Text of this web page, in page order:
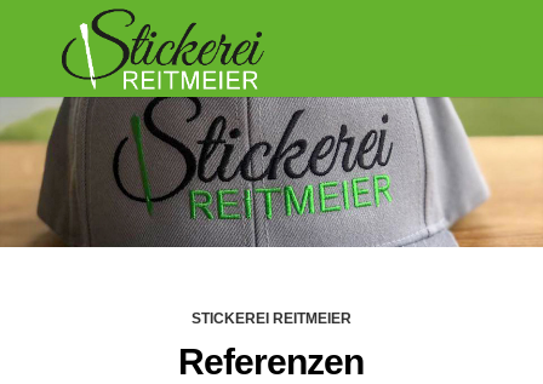
STICKEREI REITMEIER
Referenzen